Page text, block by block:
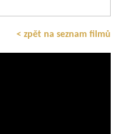
< zpět na seznam filmů